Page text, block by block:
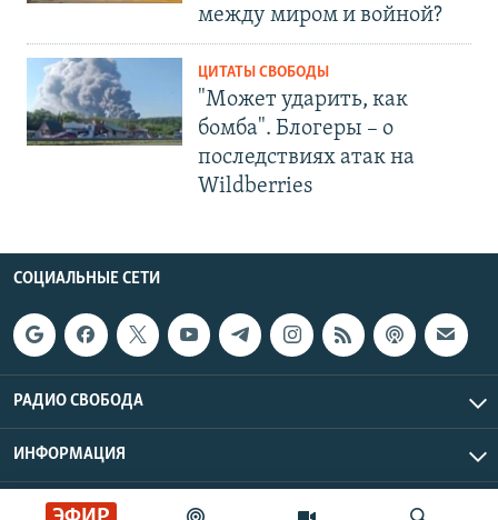
между миром и войной?
ЦИТАТЫ СВОБОДЫ
"Может ударить, как
бомба". Блогеры – о
последствиях атак на
Wildberries
СОЦИАЛЬНЫЕ СЕТИ
РАДИО СВОБОДА
ИНФОРМАЦИЯ
Радио Свобода © 2026 RFE/RL, Inc. | Все права защищены.